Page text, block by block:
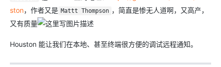
ston，作者又是 Mattt Thompson ，简直是惨无人道啊，又高产，
又有质量
Houston 能让我们在本地、甚至终端很方便的调试远程通知。